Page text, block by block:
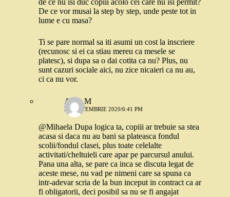
De ce vor musai la step by step, unde peste tot in
lume e cu masa?
Ti se pare normal sa iti asumi un cost la inscriere
(recunosc si ei ca stiau mereu ca mesele se
platesc), si dupa sa o dai cotita ca nu? Plus, nu
sunt cazuri sociale aici, nu zice nicaieri ca nu au,
ci ca nu vor.
Alina M
22 SEPTEMBRIE 2020/6:41 PM
@Mihaela Dupa logica ta, copiii ar trebuie sa stea
acasa si daca nu au bani sa plateasca fondul
scolii/fondul clasei, plus toate celelalte
activitati/cheltuieli care apar pe parcursul anului.
Pana una alta, se pare ca inca se discuta legat de
aceste mese, nu vad pe nimeni care sa spuna ca
intr-adevar scria de la bun inceput in contract ca ar
fi obligatorii, deci posibil sa nu se fi angajat